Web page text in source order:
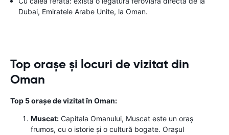
Dubai, Emiratele Arabe Unite, la Oman.
Top orașe și locuri de vizitat din
Oman
Top 5 orașe de vizitat în Oman:
Muscat: Capitala Omanului, Muscat este un oraș
frumos, cu o istorie și o cultură bogate. Orașul